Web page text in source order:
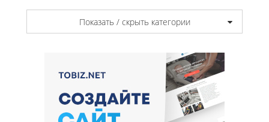
Показать / скрыть категории